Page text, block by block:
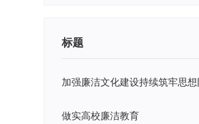
标题
加强廉洁文化建设持续筑牢思
做实高校廉洁教育